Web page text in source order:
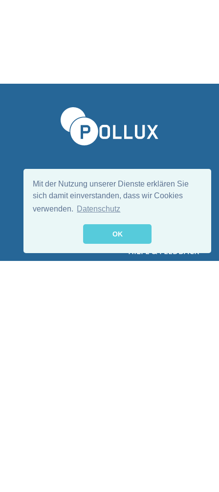
Mit der Nutzung unserer Dienste erklären Sie
sich damit einverstanden, dass wir Cookies
verwenden.
Datenschutz
OK
HILFE & FEEDBACK
EN